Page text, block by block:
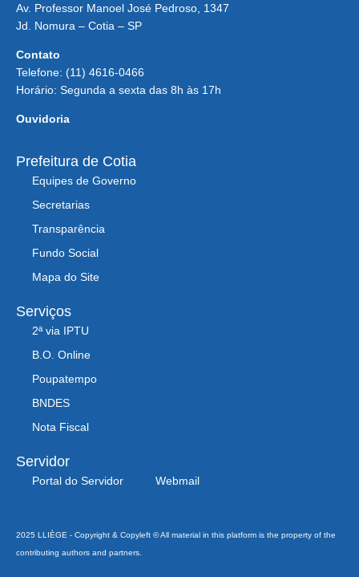
Av. Professor Manoel José Pedroso, 1347
Jd. Nomura – Cotia – SP
Contato
Telefone: (11) 4616-0466
Horário: Segunda a sexta das 8h às 17h
Ouvidoria
Prefeitura de Cotia
Equipes de Governo
Secretarias
Transparência
Fundo Social
Mapa do Site
Serviços
2ª via IPTU
B.O. Online
Poupatempo
BNDES
Nota Fiscal
Servidor
Portal do Servidor Webmail
2025 LLIÈGE - Copyright & Copyleft © All material in this platform is the property of the
contributing authors and partners.